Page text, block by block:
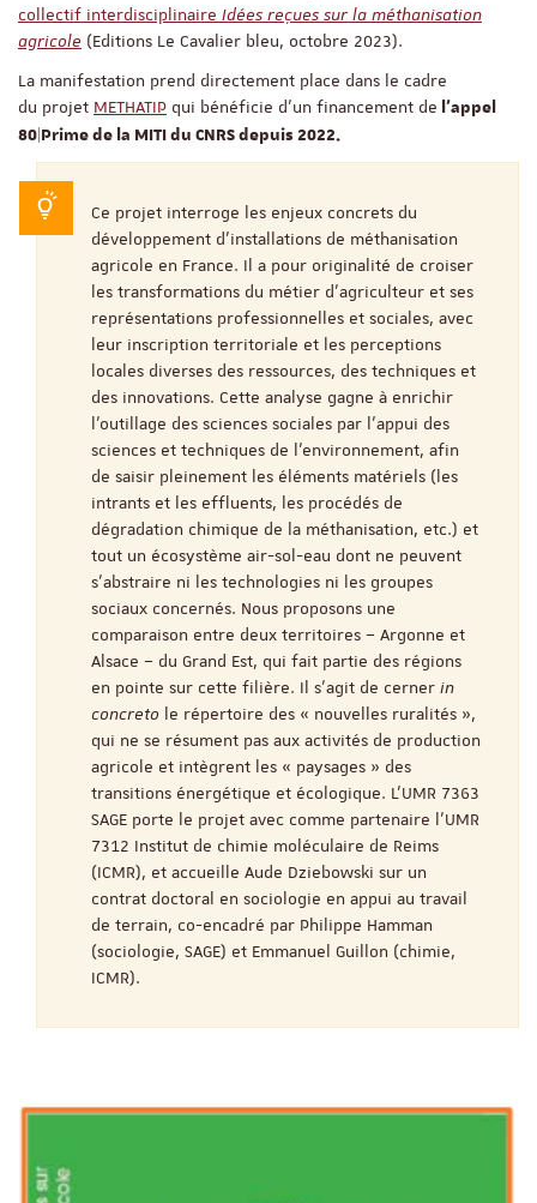
collectif interdisciplinaire Idées reçues sur la méthanisation
agricole (Editions Le Cavalier bleu, octobre 2023).
La manifestation prend directement place dans le cadre
du projet METHATIP qui bénéficie d'un financement de l'appel
80|Prime de la MITI du CNRS depuis 2022.
Ce projet interroge les enjeux concrets du
développement d’installations de méthanisation
agricole en France. Il a pour originalité de croiser
les transformations du métier d’agriculteur et ses
représentations professionnelles et sociales, avec
leur inscription territoriale et les perceptions
locales diverses des ressources, des techniques et
des innovations. Cette analyse gagne à enrichir
l’outillage des sciences sociales par l’appui des
sciences et techniques de l’environnement, afin
de saisir pleinement les éléments matériels (les
intrants et les effluents, les procédés de
dégradation chimique de la méthanisation, etc.) et
tout un écosystème air-sol-eau dont ne peuvent
s’abstraire ni les technologies ni les groupes
sociaux concernés. Nous proposons une
comparaison entre deux territoires – Argonne et
Alsace – du Grand Est, qui fait partie des régions
en pointe sur cette filière. Il s’agit de cerner in
concreto le répertoire des « nouvelles ruralités »,
qui ne se résument pas aux activités de production
agricole et intègrent les « paysages » des
transitions énergétique et écologique. L’UMR 7363
SAGE porte le projet avec comme partenaire l’UMR
7312 Institut de chimie moléculaire de Reims
(ICMR), et accueille Aude Dziebowski sur un
contrat doctoral en sociologie en appui au travail
de terrain, co-encadré par Philippe Hamman
(sociologie, SAGE) et Emmanuel Guillon (chimie,
ICMR).